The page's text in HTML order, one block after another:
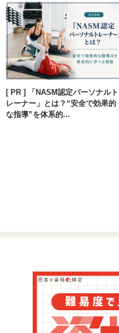
[ PR ] 「NASM認定パーソナルト
レーナー」とは？“安全で効果的
な指導”を体系的...